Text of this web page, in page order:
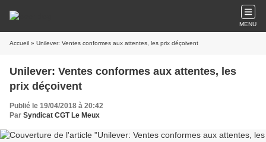
MENU
Accueil » Unilever: Ventes conformes aux attentes, les prix déçoivent
Unilever: Ventes conformes aux attentes, les
prix déçoivent
Publié le 19/04/2018 à 20:42
Par Syndicat CGT Le Meux